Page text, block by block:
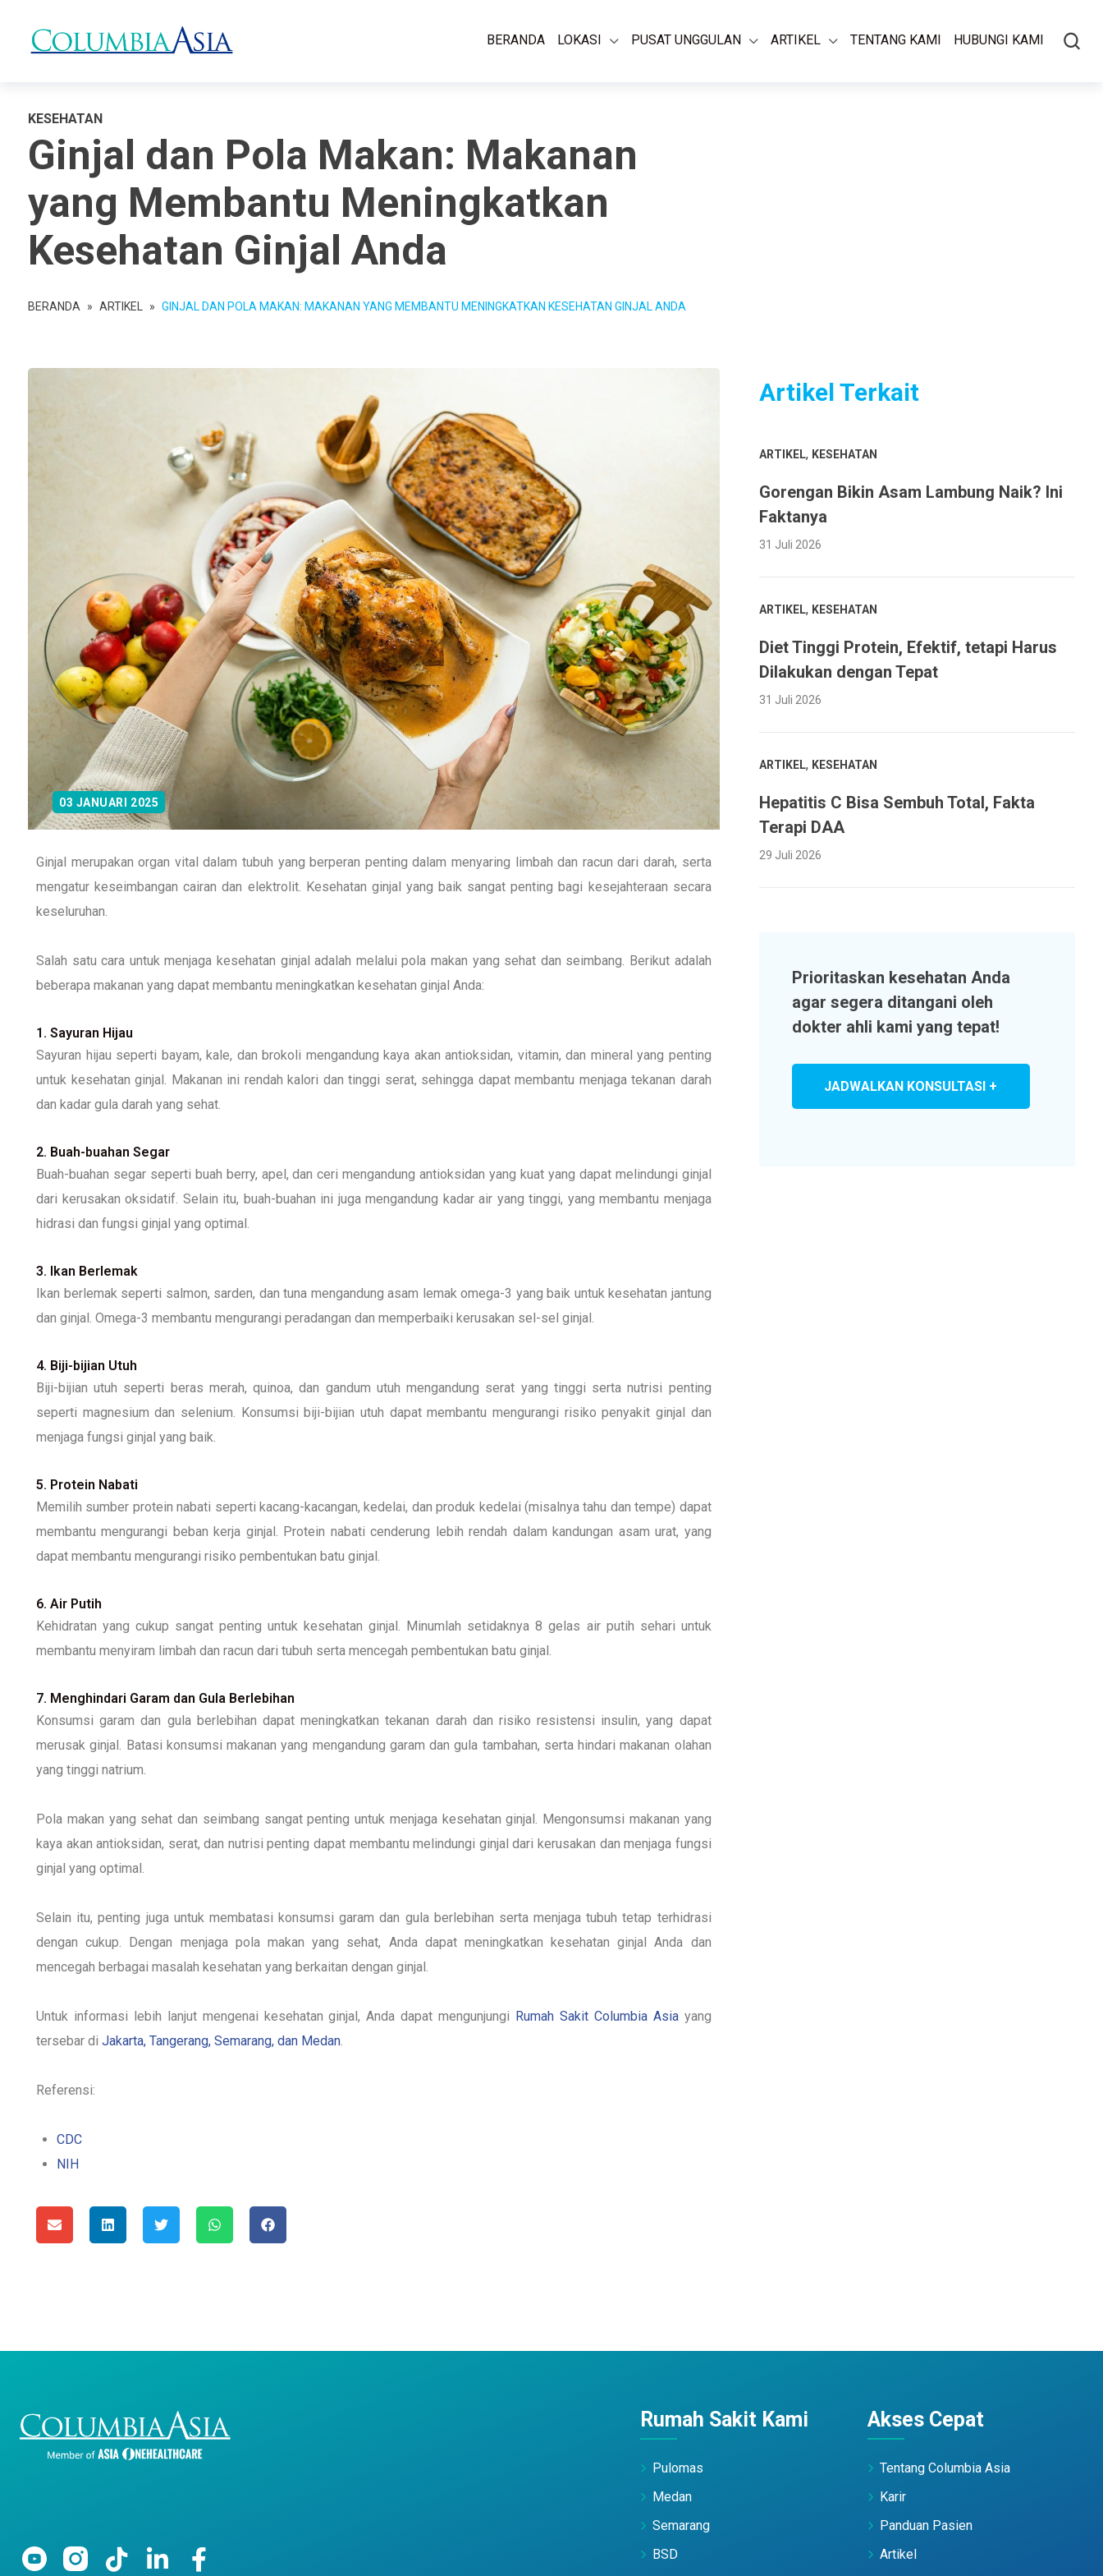
BERANDA LOKASI PUSAT UNGGULAN ARTIKEL TENTANG KAMI HUBUNGI KAMI
KESEHATAN
Ginjal dan Pola Makan: Makanan
yang Membantu Meningkatkan
Kesehatan Ginjal Anda
BERANDA » ARTIKEL » GINJAL DAN POLA MAKAN: MAKANAN YANG MEMBANTU MENINGKATKAN KESEHATAN GINJAL ANDA
03 JANUARI 2025
Ginjal merupakan organ vital dalam tubuh yang berperan penting dalam menyaring limbah dan racun dari darah, serta
mengatur keseimbangan cairan dan elektrolit. Kesehatan ginjal yang baik sangat penting bagi kesejahteraan secara
keseluruhan.
Salah satu cara untuk menjaga kesehatan ginjal adalah melalui pola makan yang sehat dan seimbang. Berikut adalah
beberapa makanan yang dapat membantu meningkatkan kesehatan ginjal Anda:
1. Sayuran Hijau
Sayuran hijau seperti bayam, kale, dan brokoli mengandung kaya akan antioksidan, vitamin, dan mineral yang penting
untuk kesehatan ginjal. Makanan ini rendah kalori dan tinggi serat, sehingga dapat membantu menjaga tekanan darah
dan kadar gula darah yang sehat.
2. Buah-buahan Segar
Buah-buahan segar seperti buah berry, apel, dan ceri mengandung antioksidan yang kuat yang dapat melindungi ginjal
dari kerusakan oksidatif. Selain itu, buah-buahan ini juga mengandung kadar air yang tinggi, yang membantu menjaga
hidrasi dan fungsi ginjal yang optimal.
3. Ikan Berlemak
Ikan berlemak seperti salmon, sarden, dan tuna mengandung asam lemak omega-3 yang baik untuk kesehatan jantung
dan ginjal. Omega-3 membantu mengurangi peradangan dan memperbaiki kerusakan sel-sel ginjal.
4. Biji-bijian Utuh
Biji-bijian utuh seperti beras merah, quinoa, dan gandum utuh mengandung serat yang tinggi serta nutrisi penting
seperti magnesium dan selenium. Konsumsi biji-bijian utuh dapat membantu mengurangi risiko penyakit ginjal dan
menjaga fungsi ginjal yang baik.
5. Protein Nabati
Memilih sumber protein nabati seperti kacang-kacangan, kedelai, dan produk kedelai (misalnya tahu dan tempe) dapat
membantu mengurangi beban kerja ginjal. Protein nabati cenderung lebih rendah dalam kandungan asam urat, yang
dapat membantu mengurangi risiko pembentukan batu ginjal.
6. Air Putih
Kehidratan yang cukup sangat penting untuk kesehatan ginjal. Minumlah setidaknya 8 gelas air putih sehari untuk
membantu menyiram limbah dan racun dari tubuh serta mencegah pembentukan batu ginjal.
7. Menghindari Garam dan Gula Berlebihan
Konsumsi garam dan gula berlebihan dapat meningkatkan tekanan darah dan risiko resistensi insulin, yang dapat
merusak ginjal. Batasi konsumsi makanan yang mengandung garam dan gula tambahan, serta hindari makanan olahan
yang tinggi natrium.
Pola makan yang sehat dan seimbang sangat penting untuk menjaga kesehatan ginjal. Mengonsumsi makanan yang
kaya akan antioksidan, serat, dan nutrisi penting dapat membantu melindungi ginjal dari kerusakan dan menjaga fungsi
ginjal yang optimal.
Selain itu, penting juga untuk membatasi konsumsi garam dan gula berlebihan serta menjaga tubuh tetap terhidrasi
dengan cukup. Dengan menjaga pola makan yang sehat, Anda dapat meningkatkan kesehatan ginjal Anda dan
mencegah berbagai masalah kesehatan yang berkaitan dengan ginjal.
Untuk informasi lebih lanjut mengenai kesehatan ginjal, Anda dapat mengunjungi Rumah Sakit Columbia Asiayang
tersebar di Jakarta, Tangerang, Semarang, dan Medan
Referensi:
CDC
NIH
Artikel Terkait
ARTIKEL, KESEHATAN
Gorengan Bikin Asam Lambung Naik? Ini
Faktanya
31 Juli 2026
ARTIKEL, KESEHATAN
Diet Tinggi Protein, Efektif, tetapi Harus
Dilakukan dengan Tepat
31 Juli 2026
ARTIKEL, KESEHATAN
Hepatitis C Bisa Sembuh Total, Fakta
Terapi DAA
29 Juli 2026
Prioritaskan kesehatan Anda
agar segera ditangani oleh
dokter ahli kami yang tepat!
JADWALKAN KONSULTASI +
Rumah Sakit Kami
Pulomas
Medan
Semarang
BSD
Akses Cepat
Tentang Columbia Asia
Karir
Panduan Pasien
Artikel